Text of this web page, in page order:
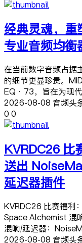
经典灵魂，重
专业音频均
在当前数字音频占据
的细节更显珍贵。
EQ·73，旨在为现
2026-08-08 音频头
0 0
KVRDC26 比
送出
延迟器插件
KVRDC26 比赛福利
Space Alchemist 混
混响/延迟器：
2026-08-08 音频头